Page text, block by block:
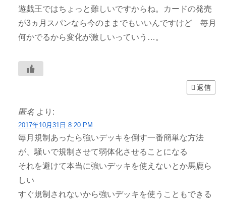
遊戯王ではちょっと難しいですからね。カードの発売
が3ヵ月スパンなら今のままでもいいんですけど 毎月
何かでるから変化が激しいっていう…。
返信
匿名 より:
2017年10月31日 8:20 PM
毎月規制あったら強いデッキを倒す一番簡単な方法
が、騒いで規制させて弱体化させることになる
それを避けて本当に強いデッキを使えないとか馬鹿ら
しい
すぐ規制されないから強いデッキを使うこともできる